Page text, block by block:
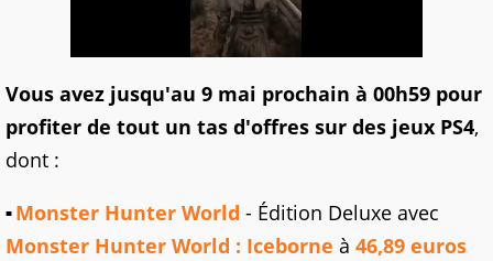
Vous avez jusqu'au 9 mai prochain à 00h59 pour
profiter de tout un tas d'offres sur des jeux PS4,
dont :
Monster Hunter World - Édition Deluxe avec
Monster Hunter World : Iceborne à 46,89 euros